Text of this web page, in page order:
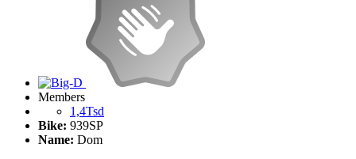
Members
1,4Tsd
Bike: 939SP
Name: Dom